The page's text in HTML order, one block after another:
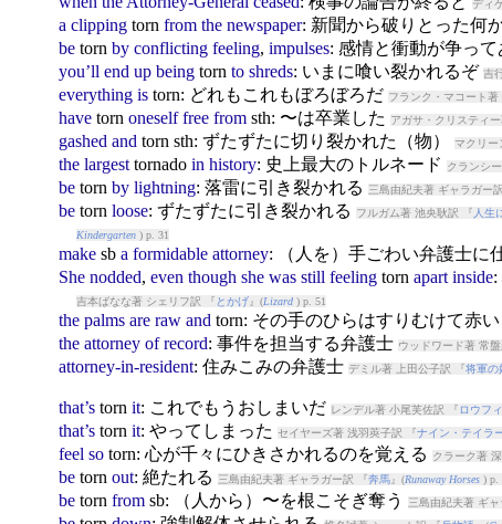
ディ
a clipping torn from the newspaper: 新聞から破りとった何
be torn by conflicting feeling, impulses: 感情と衝動が争って
you’ll end up being torn to shreds: いまに喰い裂かれるぞ 吉
everything is torn: どれもこれもぼろぼろだ フランク・マコート著
have torn oneself free fromsth: 〜は卒業した アガサ・クリスティ
gashed and torn sth: ずたずたに切り裂かれた（物） マクリー
the largest tornado in history: 史上最大のトルネード クランシ
be torn by lightning: 落雷に引き裂かれる 三島由紀夫著 ギャラガー
be torn loose: ずたずたに引き裂かれる フルガム著 池央耿訳 『 人生
Kindergarten) p. 31
makesb a formidable attorney: （人を）手ごわい弁護士に
She nodded, even though she was still feeling torn apart inside:
吉本ばなな著 シェリフ訳 『 とかげ』(Lizard) p. 51
the palms are raw and torn: その手のひらはすりむけて赤い
the attorney of record: 事件を担当する弁護士 ウッドワード著 常
attorney-in-resident: 住みこみの弁護士 デミル著 上田公子訳 『将軍の
that’s torn it: これでもうおしまいだ レンデル著 小尾芙佐訳 『 ロウフ
that’s torn it: やってしまった セイヤーズ著 浅羽莢子訳 『ナイン・テイラ
feel so torn: 心が千々にひきさかれるのを覚える クラーク著
be torn out: 絶たれる 三島由紀夫著 ギャラガー訳 『奔馬』(Runaway Horses) p.
be torn fromsb: （人から）〜を根こそぎ奪う 三島由紀夫著 ギ